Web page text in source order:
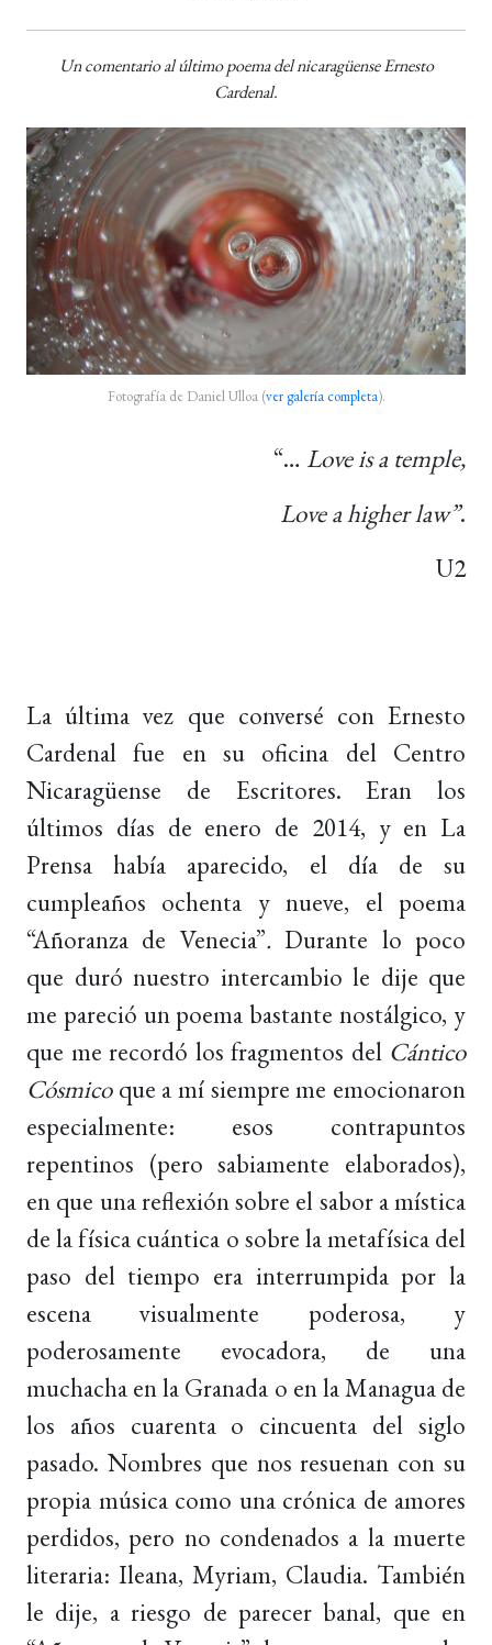
Un comentario al último poema del nicaragüense Ernesto
Cardenal.
Fotografía de Daniel Ulloa (ver galería completa).
“… Love is a temple,
Love a higher law”.
U2
La última vez que conversé con Ernesto
Cardenal fue en su oficina del Centro
Nicaragüense de Escritores. Eran los
últimos días de enero de 2014, y en La
Prensa había aparecido, el día de su
cumpleaños ochenta y nueve, el poema
“Añoranza de Venecia”. Durante lo poco
que duró nuestro intercambio le dije que
me pareció un poema bastante nostálgico, y
que me recordó los fragmentos del Cántico
Cósmicoque a mí siempre me emocionaron
especialmente: esos contrapuntos
repentinos (pero sabiamente elaborados),
en que una reflexión sobre el sabor a mística
de la física cuántica o sobre la metafísica del
paso del tiempo era interrumpida por la
escena visualmente poderosa, y
poderosamente evocadora, de una
muchacha en la Granada o en la Managua de
los años cuarenta o cincuenta del siglo
pasado. Nombres que nos resuenan con su
propia música como una crónica de amores
perdidos, pero no condenados a la muerte
literaria: Ileana, Myriam, Claudia. También
le dije, a riesgo de parecer banal, que en